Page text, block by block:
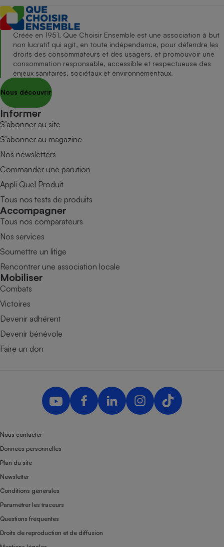
Créée en 1951, Que Choisir Ensemble est une association à but
non lucratif qui agit, en toute indépendance, pour défendre les
droits des consommateurs et des usagers, et promouvoir une
consommation responsable, accessible et respectueuse des
enjeux sanitaires, sociétaux et environnementaux.
Nous découvrir
Informer
S’abonner au site
S’abonner au magazine
Nos newsletters
Commander une parution
Appli Quel Produit
Tous nos tests de produits
Accompagner
Tous nos comparateurs
Nos services
Soumettre un litige
Rencontrer une association locale
Mobiliser
Combats
Victoires
Devenir adhérent
Devenir bénévole
Faire un don
Nous contacter
Données personnelles
Plan du site
Newsletter
Conditions générales
Paramétrer les traceurs
Questions fréquentes
Droits de reproduction et de diffusion